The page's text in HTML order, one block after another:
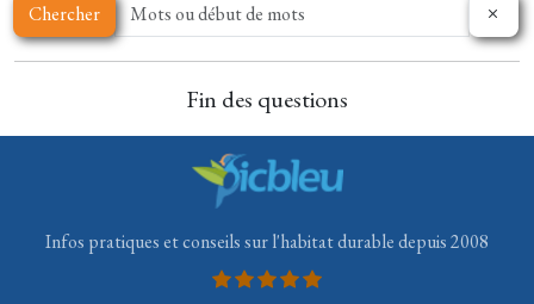
Chercher
Fin des questions
Infos pratiques et conseils sur l'habitat durable depuis 2008